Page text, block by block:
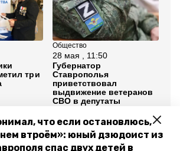
что если остановлюсь,
втроём»: юный дзюдоист из
спас двух детей в
три
Общество
28 мая , 11:50
Губернатор
Ставрополья
приветствовал
выдвижение ветеранов
СВО в депутаты